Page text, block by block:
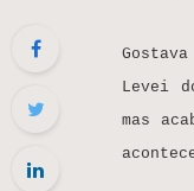
Levei
mas